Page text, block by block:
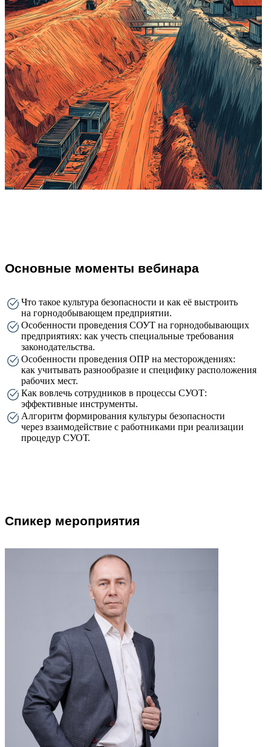
Основные моменты вебинара
Что такое культура безопасности и как её выстроить
на горнодобывающем предприятии.
Особенности проведения СОУТ на горнодобывающих
предприятиях: как учесть специальные требования
законодательства.
Особенности проведения ОПР на месторождениях:
как учитывать разнообразие и специфику расположения
рабочих мест.
Как вовлечь сотрудников в процессы СУОТ:
эффективные инструменты.
Алгоритм формирования культуры безопасности
через взаимодействие с работниками при реализации
процедур СУОТ.
Спикер мероприятия